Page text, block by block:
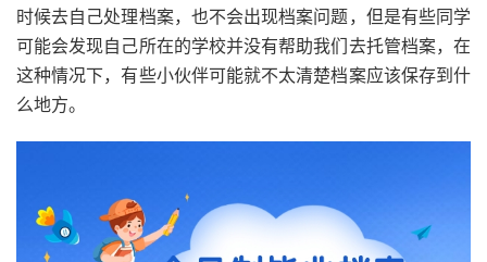
时候去自己处理档案，也不会出现档案问题，但是有些同学
可能会发现自己所在的学校并没有帮助我们去托管档案，在
这种情况下，有些小伙伴可能就不太清楚档案应该保存到什
么地方。